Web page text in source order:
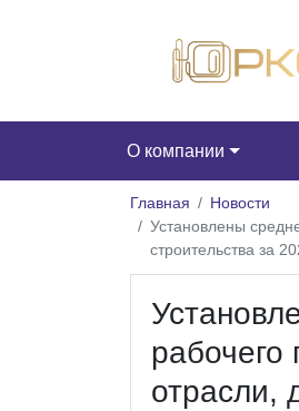
О компании
Главная
Новости
Установлены
строительства за
рабочего
отрасли,